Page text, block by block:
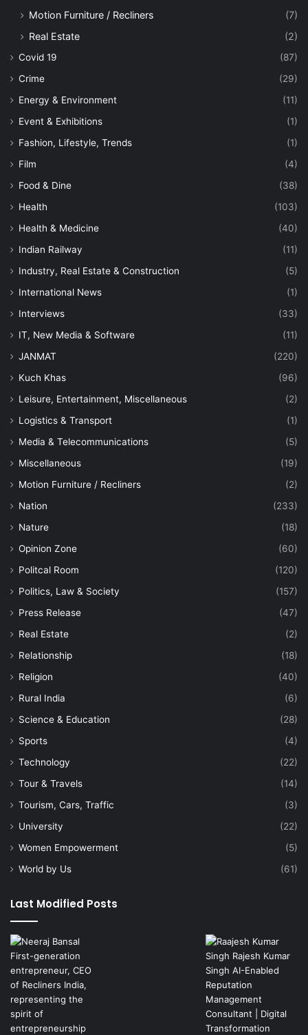
Motion Furniture / Recliners
(7)
Real Estate
(2)
Covid 19
(87)
Crime
(29)
Energy & Environment
(11)
Event & Exhibitions
(1)
Fashion, Lifestyle, Trends
(1)
Film
(4)
Food & Dine
(38)
Health
(103)
Health & Medicine
(40)
Indian Railway
(11)
Industry, Real Estate & Construction
(5)
International News
(1)
Interviews
(33)
IT, New Media & Software
(11)
JANMAT
(220)
Kuch Khas
(96)
Leisure, Entertainment, Miscellaneous
(2)
Logistics & Transport
(1)
Media & Telecommunications
(5)
Miscellaneous
(19)
Motion Furniture / Recliners
(2)
Nation
(233)
Nature
(18)
Opinion Zone
(60)
Politcal Room
(120)
Politics, Law & Society
(157)
Press Release
(47)
Real Estate
(2)
Relationship
(18)
Religion
(40)
Rural India
(6)
Science & Education
(28)
Sports
(4)
Technology
(22)
Tour & Travels
(14)
Tourism, Cars, Traffic
(3)
University
(22)
Women Empowerment
(5)
World by Us
(61)
Last Modified Posts